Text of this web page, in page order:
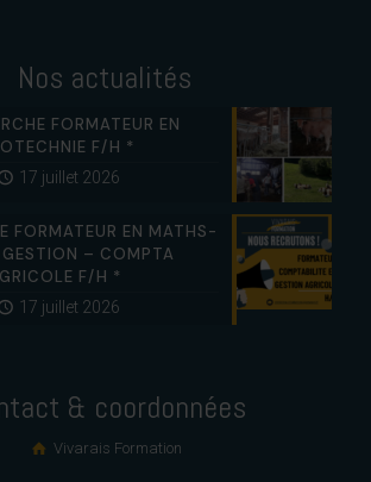
Nos actualités
FORMATEUR EN
F/H *
17 juillet 2026
FORMATEUR EN MATHS-
– COMPTA
F/H *
17 juillet 2026
& coordonnées
Vivarais Formation